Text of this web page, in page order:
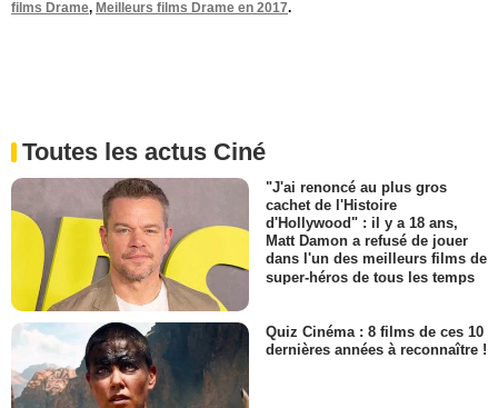
films Drame, Meilleurs films Drame en 2017.
Toutes les actus Ciné
"J'ai renoncé au plus gros
cachet de l'Histoire
d'Hollywood" : il y a 18 ans,
Matt Damon a refusé de jouer
dans l'un des meilleurs films de
super-héros de tous les temps
Quiz Cinéma : 8 films de ces 10
dernières années à reconnaître !